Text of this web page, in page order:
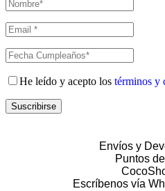
He leído y acepto los términos y
Suscribirse
Envíos y
Puntos
Escríbenos vía